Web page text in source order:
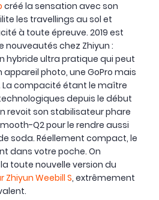
créé la sensation avec son
les travellings au sol et
à toute épreuve. 2019 est
nouveautés chez Zhiyun :
hybride ultra pratique qui peut
photo, une GoPro mais
compacité étant le maître
depuis le début
revoit son stabilisateur phare
Q2 pour le rendre aussi
soda. Réellement compact, le
dans votre poche. On
toute nouvelle version du
Weebill S, extrêmement